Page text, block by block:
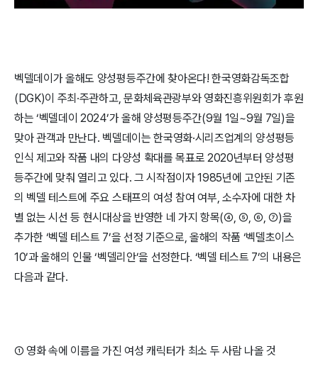
벡델데이가 올해도 양성평등주간에 찾아온다! 한국영화감독조합
(DGK)이 주최·주관하고, 문화체육관광부와 영화진흥위원회가 후원
하는 ‘벡델데이 2024’가 올해 양성평등주간(9월 1일~9월 7일)을
맞아 관객과 만난다. 벡델데이는 한국영화·시리즈업계의 양성평등
인식 제고와 작품 내의 다양성 확대를 목표로 2020년부터 양성평
등주간에 맞춰 열리고 있다. 그 시작점이자 1985년에 고안된 기존
의 벡델 테스트에 주요 스태프의 여성 참여 여부, 소수자에 대한 차
별 없는 시선 등 현시대상을 반영한 네 가지 항목(④, ⑤, ⑥, ⑦)을
추가한 ‘벡델 테스트 7’을 선정 기준으로, 올해의 작품 ‘벡델초이스
10’과 올해의 인물 ‘벡델리안’을 선정한다. ‘벡델 테스트 7’의 내용은
다음과 같다.
① 영화 속에 이름을 가진 여성 캐릭터가 최소 두 사람 나올 것